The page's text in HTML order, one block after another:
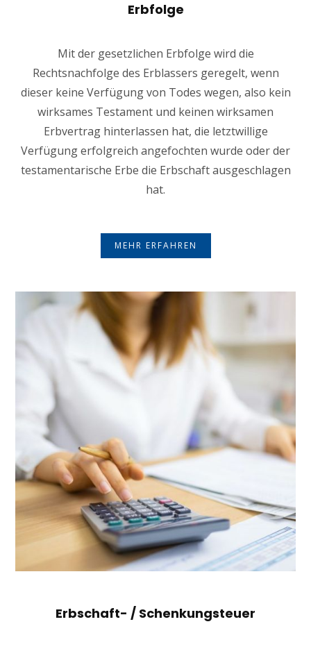
Erbfolge
Mit der gesetzlichen Erbfolge wird die
Rechtsnachfolge des Erblassers geregelt, wenn
dieser keine Verfügung von Todes wegen, also kein
wirksames Testament und keinen wirksamen
Erbvertrag hinterlassen hat, die letztwillige
Verfügung erfolgreich angefochten wurde oder der
testamentarische Erbe die Erbschaft ausgeschlagen
hat.
MEHR ERFAHREN
Erbschaft- / Schenkungsteuer